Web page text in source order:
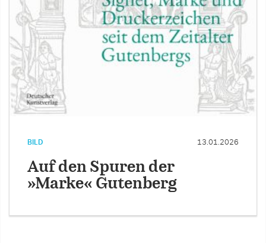
BILD 13.01.2026
Auf den Spuren der
»Marke« Gutenberg